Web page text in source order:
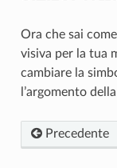
Ora che sai
visiva per la tua
cambiare la
l’argomento
Precedente